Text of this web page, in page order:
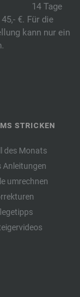
14 Tage
€. Für die
kann nur ein
STRICKEN
des Monats
Anleitungen
umrechnen